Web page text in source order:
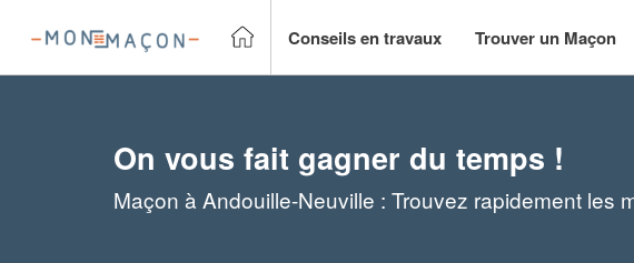
Conseils en travaux Trouver un Maçon
On vous fait gagner du temps !
Maçon à Andouille-Neuville : Trouvez rapidement les